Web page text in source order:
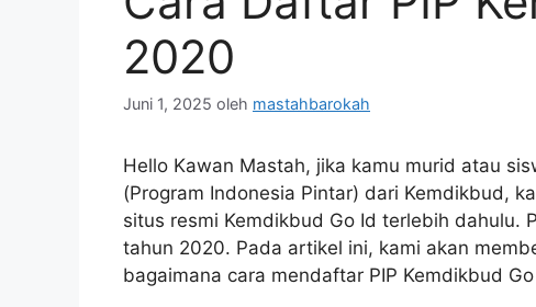
2020
Juni 1, 2025 oleh mastahbarokah
Hello Kawan Mastah, jika kamu murid atau
(Program Indonesia Pintar) dari Kemdikbud,
situs resmi Kemdikbud Go Id terlebih dahulu.
tahun 2020. Pada artikel ini, kami akan
bagaimana cara mendaftar PIP Kemdikbud